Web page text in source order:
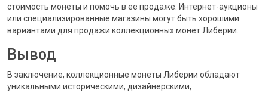
стоимость монеты и помочь в ее продаже. Интернет-аукционы
или специализированные магазины могут быть хорошими
вариантами для продажи коллекционных монет Либерии.
Вывод
В заключение, коллекционные монеты Либерии обладают
уникальными историческими, дизайнерскими,